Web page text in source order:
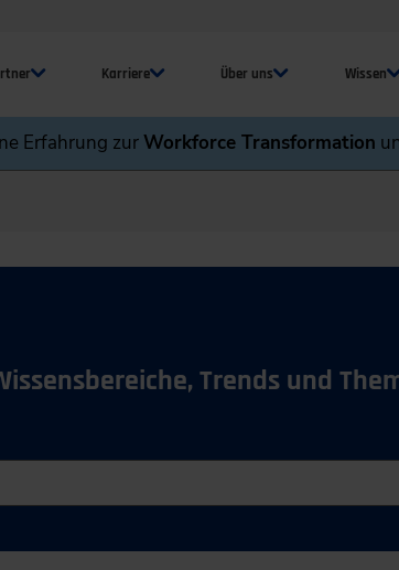
Karriere Über uns Wissen
Erfahrung zurWorkforce Transformation
Trends und